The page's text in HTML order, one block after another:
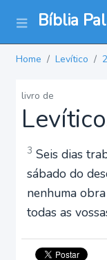
Bíblia
Home Levítico
livro de
3 Seis dias
sábado do
nenhuma
todas as